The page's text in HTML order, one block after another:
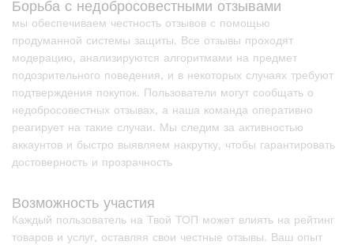
Борьба с недобросовестными отзывами
мы обеспечиваем честность отзывов с помощью
продуманной системы защиты. Все отзывы проходят
модерацию, анализируются алгоритмами на предмет
подозрительного поведения, и в некоторых случаях требуют
подтверждения покупок. Пользователи могут сообщать о
недобросовестных отзывах, а наша команда оперативно
реагирует на такие случаи. Мы следим за активностью
аккаунтов и быстро выявляем накрутку, чтобы гарантировать
достоверность и прозрачность
Возможность участия
Каждый пользователь на Твой ТОП может влиять на рейтинг
товаров и услуг, оставляя свои честные отзывы. Ваш опыт